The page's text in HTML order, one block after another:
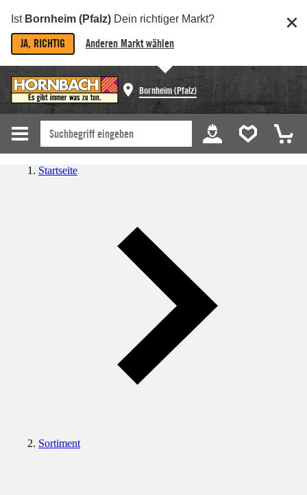
Ist Bornheim (Pfalz) Dein richtiger Markt?
JA, RICHTIG Anderen Markt wählen
Bornheim (Pfalz)
Startseite
Sortiment